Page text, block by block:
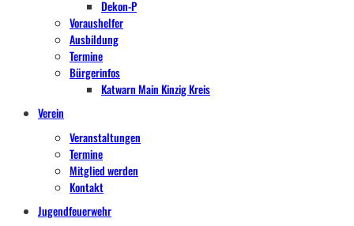
Dekon-P
Voraushelfer
Ausbildung
Termine
Bürgerinfos
Katwarn Main Kinzig Kreis
Verein
Veranstaltungen
Termine
Mitglied werden
Kontakt
Jugendfeuerwehr